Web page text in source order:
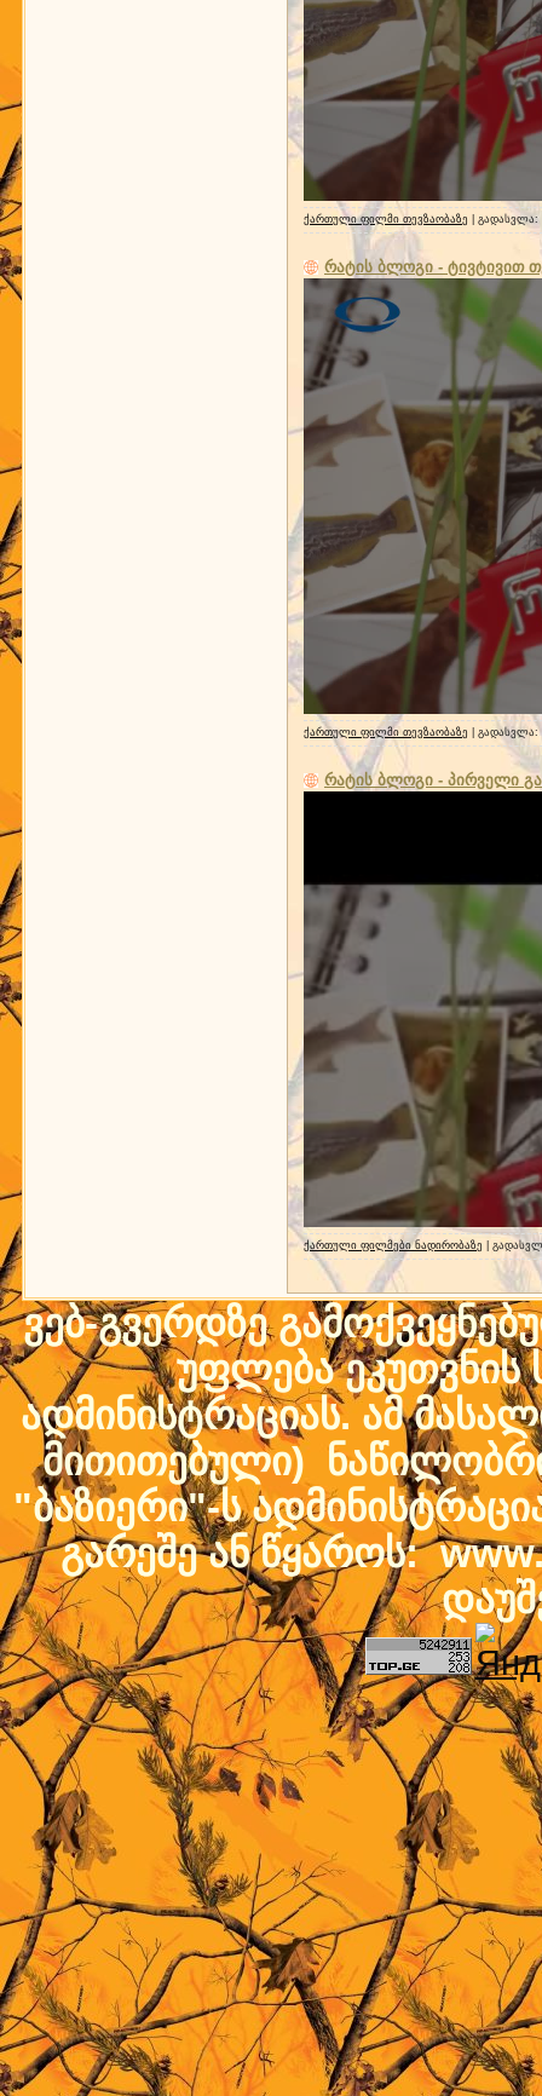
ქართული ფილმი თევზაობაზე |
რატის ბლოგი - ტივტივით
ქართული ფილმი თევზაობაზე |
რატის ბლოგი - პირველი
ქართული ფილმები ნადირობაზე |
ვებ-გვერდზე
უფლება ეკუთვნის
ადმინისტრაციას. ამ
მითითებული)
"ბაზიერი"-ს
გარეშე ან წყაროს: